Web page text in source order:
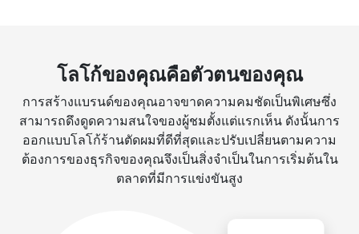
โลโก้ของคุณคือตัวตนของคุณ
การสร้างแบรนด์ของคุณอาจขาดความคมชัดเป็นพิเศษซึ่ง
สามารถดึงดูดความสนใจของผู้ชมตั้งแต่แรกเห็น ดังนั้นการ
ออกแบบโลโก้ร้านตัดผมที่ดีที่สุดและปรับเปลี่ยนตามความ
ต้องการของธุรกิจของคุณจึงเป็นสิ่งจำเป็นในการเริ่มต้นใน
ตลาดที่มีการแข่งขันสูง